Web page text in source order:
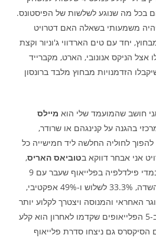
בכל מה שנוגע לשלשות של הפיסטונס.
משמעותי בשאלה האם דטרויט
יחד עם טים הארדווי ג'וניור וקצת
אצל הניקס אנונובי, הארט, מקברייד
הזדמנויות מבחוץ מלבד ברונסון
חושב שהמועמד שלי הוא מיילס
בהגנה על קנינגהם או שרודר,
לחוליה החלשה ליד חמישייה כל
אני אבחר דווקא בטוביאס האריס,
שהתקשה מאוד נגד הניקס במדי פילדלפיה בפלייאוף שעבר עם 9
נקודות למשחק ב-43.1% מהשדה, 33.3% לשלוש ו-49% אפקטיבי,
האחראי והמנוסה ויצטרך לקלוע יותר
וביעילות גבוהה יותר, כפי שב-5 הפלייאופים שקדמו לאחרון הוא קלע
ומעלה וב-4 מהם הסיקסרס גם ניצחו סדרת פלייאוף